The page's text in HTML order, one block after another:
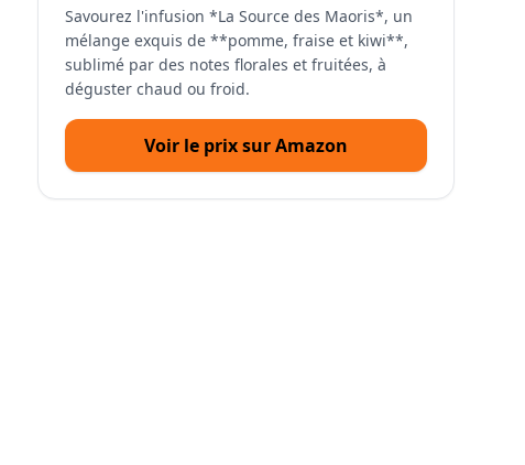
Savourez l'infusion *La Source des Maoris*, un
mélange exquis de **pomme, fraise et kiwi**,
sublimé par des notes florales et fruitées, à
déguster chaud ou froid.
Voir le prix sur Amazon